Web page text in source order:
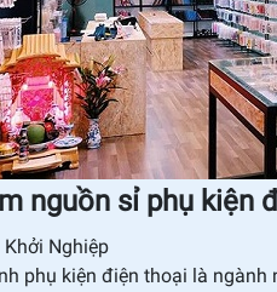
nguồn sỉ phụ kiện
Khởi Nghiệp
phụ kiện điện thoại là